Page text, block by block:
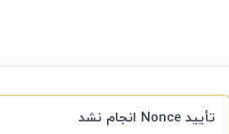
تأیید Nonce انجام نشد